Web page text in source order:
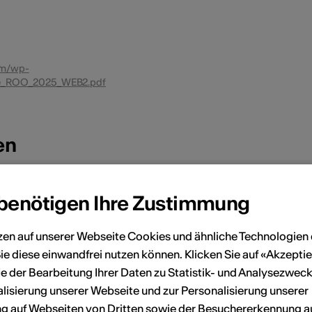
wp-
4 5
11 12
November 2025
1 2
3 4 5 6 7 8 9
Ihre Zustimmung
auf unserer Webseite Cookies und ähnliche Technologien
diese einwandfrei nutzen können. Klicken Sie auf
der Bearbeitung Ihrer Daten zu Statistik- und
unserer Webseite und zur Personalisierung unserer
auf Webseiten von Dritten sowie der Besuchererkennung